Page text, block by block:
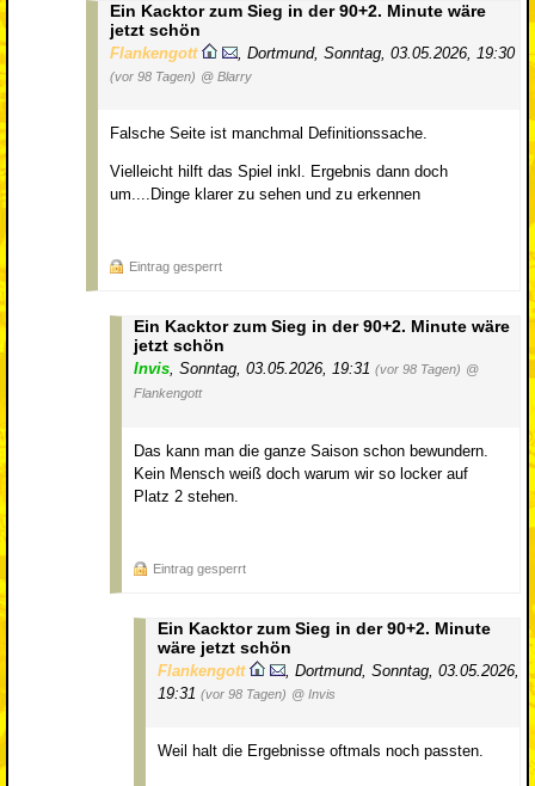
Ein Kacktor zum Sieg in der 90+2. Minute wäre
jetzt schön
Flankengott , Dortmund, Sonntag, 03.05.2026, 19:30
(vor 98 Tagen) @ Blarry
Falsche Seite ist manchmal Definitionssache.
Vielleicht hilft das Spiel inkl. Ergebnis dann doch
um....Dinge klarer zu sehen und zu erkennen
Eintrag gesperrt
Ein Kacktor zum Sieg in der 90+2. Minute wäre
jetzt schön
Invis, Sonntag, 03.05.2026, 19:31 (vor 98 Tagen) @
Flankengott
Das kann man die ganze Saison schon bewundern.
Kein Mensch weiß doch warum wir so locker auf
Platz 2 stehen.
Eintrag gesperrt
Ein Kacktor zum Sieg in der 90+2. Minute
wäre jetzt schön
Flankengott Dortmund, Sonntag, 03.05.2026,
19:31 (vor 98 Tagen) @ Invis
Weil halt die Ergebnisse oftmals noch passten.